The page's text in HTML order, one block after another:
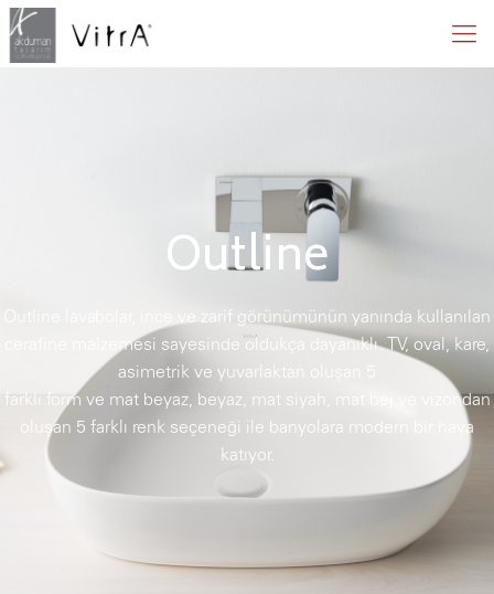
Outline
Outline lavabolar, ince ve zarif görünümünün yanında kullanılan
cerafine malzemesi sayesinde oldukça dayanıklı. TV, oval, kare,
asimetrik ve yuvarlaktan oluşan 5
farklı form ve mat beyaz, beyaz, mat siyah, mat bej ve vizondan
oluşan 5 farklı renk seçeneği ile banyolara modern bir hava
katıyor.